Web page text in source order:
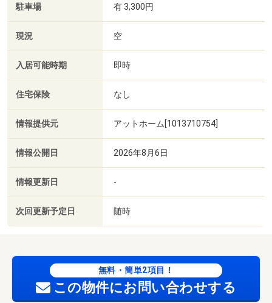
駐車場 有 3,300円
現況 空
入居可能時期 即時
住宅保険 なし
情報提供元 アットホーム[1013710754]
情報公開日 2026年8月6日
情報更新日 -
次回更新予定日 随時
無料・簡単2項目！
この物件にお問い合わせする